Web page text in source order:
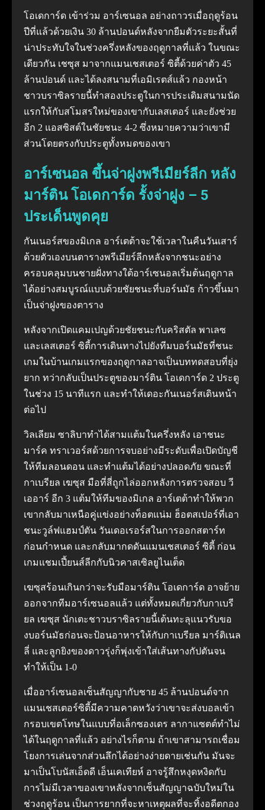
โอเดการ์ด เข้าร่วม อาร์เซนอล อย่างถาวรเมื่อฤดูร้อน
ปีที่แล้วด้วยเงิน 30 ล้านปอนด์หลังจากยืมตัวระยะสั้นที่
น่าประทับใจในช่วงครึ่งหลังของฤดูกาลที่แล้ว ในขณะ
เดียวกัน เชซุส มาจากแมนเชสเตอร์ ซิตี้ด้วยค่าตัว 45
ล้านปอนด์ และได้ลงสนามที่เอมิเรตส์แล้ว กองหน้า
ชาวบราซิลรายนี้ทำสองประตูในการประเดิมสนามนัด
แรกให้กับสโมสรใหม่ของเขากับเลสเตอร์ และยังช่วย
อีก 2 แอสซิสต์ในชัยชนะ 4-2 ซึ่งหมายความว่าเขามี
ส่วนโดยตรงกับประตูทั้งหมดของเขา
อาร์เซนอล ขึ้นจ่าฝูงพรีเมียร์ลีก หลัง
มาร์ติน โอเดการ์ด รั้งจ่าฝูง – 5
ประเด็นพูดคุย
กันเนอร์สของมิเกล อาร์เตต้าจะใช้เวลาในคืนวันเสาร์
ด้วยตัวเองบนตารางพรีเมียร์ลีกหลังจากชนะอย่าง
ครอบคลุมบนชายฝั่งทางใต้อาร์เซนอลเริ่มต้นฤดูกาล
ได้อย่างสมบูรณ์แบบด้วยชัยชนะที่บอร์นมัธ ก้าวขึ้นมา
เป็นจ่าฝูงของตาราง
หลังจากเปิดแคมเปญด้วยชัยชนะกับคริสตัล พาเลซ
และเลสเตอร์ ซิตี้การเดินทางไปยังทีมบอร์นมัธที่ชนะ
เกมในบ้านเกมแรกของฤดูกาลอาจเป็นบททดสอบที่ยุ่ง
ยาก ทว่ากลับเป็นประตูของมาร์ติน โอเดการ์ด 2 ประตู
ในช่วง 15 นาทีแรก และทำให้เดอะกันเนอร์สเดินหน้า
ต่อไป
วิลเลียม ซาลิบาทำได้สามแต้มในครึ่งหลัง เอาชนะ
มาร์ค ทราเวอร์สด้วยการจบอย่างมีระดับเพื่อเปิดบัญชี
ให้ทีมลอนดอน และทำแต้มได้อย่างปลอดภัย ขณะที่
กาเบรียล เฆซุส มือที่สี่ถูกไล่ออกหลังการตรวจสอบ วี
เออาร์ อีก 3 แต้มให้ทีมของมิเกล อาร์เตต้าทำให้พวก
เขากลับมาเหนือคู่แข่งอย่างท็อตแน่ม ฮ็อตสเปอร์ที่เอา
ชนะวูล์ฟแฮมป์ตัน วันเดอเรอร์สในการออกสตาร์ท
ก่อนกำหนด และกลับมากดดันแมนเชสเตอร์ ซิตี้ ก่อน
เกมแชมเปี้ยนส์ลีกกับนิวคาสเซิลยูไนเต็ด
เฆซุสร้อนเกินกว่าจะรับมือมาร์ติน โอเดการ์ด อาจย้าย
ออกจากทีมอาร์เซนอลแล้ว แต่ทั้งหมดเกี่ยวกับกาเบรี
ยล เฆซุส นักเตะชาวบราซิลรายนี้เต้นทะลุแนวรับขอ
งบอร์นมัธก่อนจะป้อนอาหารให้กับกาเบรียล มาร์ติเนล
ลี่ และลูกยิงของดาวรุ่งก็พุ่งเข้าใส่เส้นทางกัปตันจน
ทำให้เป็น 1-0
เมื่ออาร์เซนอลเซ็นสัญญากับชาย 45 ล้านปอนด์จาก
แมนเชสเตอร์ซิตี้มีความคาดหวังว่าเขาจะส่งบอลเข้า
กรอบเขตโทษในแบบที่อเล็กซองเดร ลากาแซตต์ทำไม่
ได้ในฤดูกาลที่แล้ว อย่างไรก็ตาม ถ้าเขาสามารถเชื่อม
โยงการเล่นจากส่วนลึกได้อย่างง่ายดายเช่นกัน มันจะ
มาเป็นโบนัสเอ็ดดี เอ็นเคเทียห์ อาจรู้สึกหงุดหงิดกับ
การไม่มีเวลาของเขาหลังจากเซ็นสัญญาฉบับใหม่ใน
ช่วงฤดูร้อน เป็นการยากที่จะหาเหตุผลที่จะทิ้งอดีตกอง